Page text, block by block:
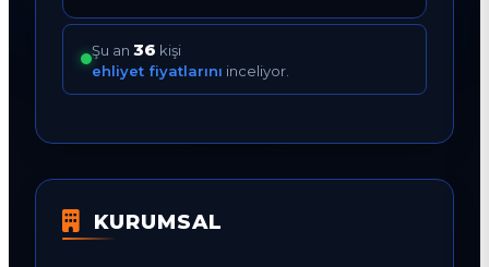
Şu an 37 kişi
ehliyet fiyatlarını inceliyor.
KURUMSAL